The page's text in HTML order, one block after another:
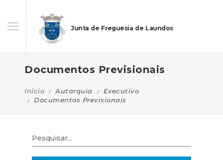
Junta de Freguesia de Laundos
Documentos Previsionais
Início Autarquia
Executivo
Documentos Previsionais